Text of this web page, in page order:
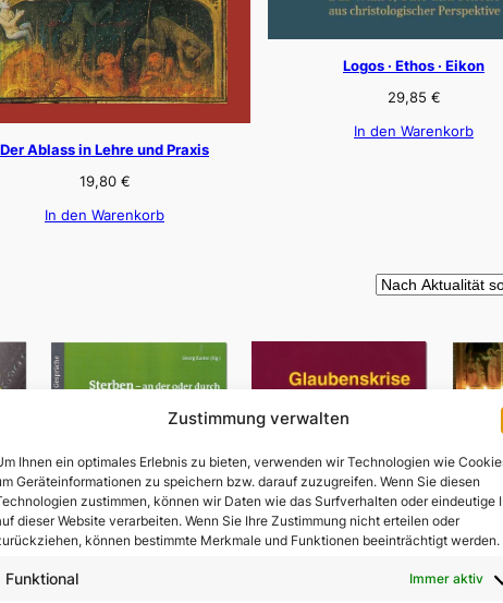
Zustimmung verwalten
Ihnen ein optimales Erlebnis zu bieten, verwenden wir Technologien wie
Geräteinformationen zu speichern bzw. darauf zuzugreifen. Wenn Sie diesen
zustimmen, können wir Daten wie das Surfverhalten oder eindeutige
dieser Website verarbeiten. Wenn Sie Ihre Zustimmung nicht erteilen oder
können bestimmte Merkmale und Funktionen beeinträchtigt werden.
Funktional Immer aktiv
Der Ablass in Lehre und Praxis
19,80 €
In den Warenkorb
Logos · Ethos · Eikon
29,85 €
In den Warenkorb